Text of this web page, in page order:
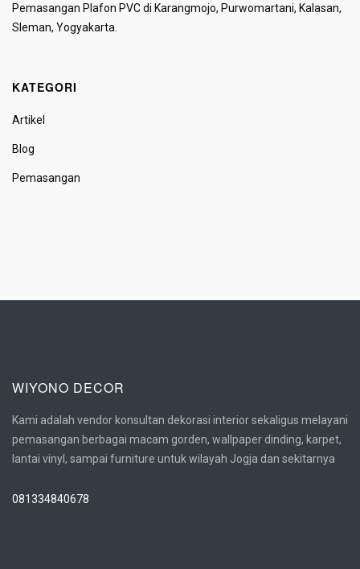
Pemasangan Plafon PVC di Karangmojo, Purwomartani, Kalasan,
Sleman, Yogyakarta.
KATEGORI
Artikel
Blog
Pemasangan
WIYONO DECOR
Kami adalah vendor konsultan dekorasi interior sekaligus melayani
pemasangan berbagai macam gorden, wallpaper dinding, karpet,
lantai vinyl, sampai furniture untuk wilayah Jogja dan sekitarnya
081334840678